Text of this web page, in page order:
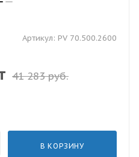
Артикул: PV 70.500.2600
41 283руб.
В КОРЗИНУ